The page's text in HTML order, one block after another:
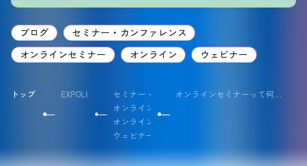
ブログ
セミナー・カンファレンス
オンラインセミナー
オンライン ウェビナー
トップ EXPOLINEナレッジセミナー・カンファレンス
オンラインセミナー
オンライン
ウェビナー
オンラインセミナーって何？リアル会場で開催するセミナーとの違いや活用事例